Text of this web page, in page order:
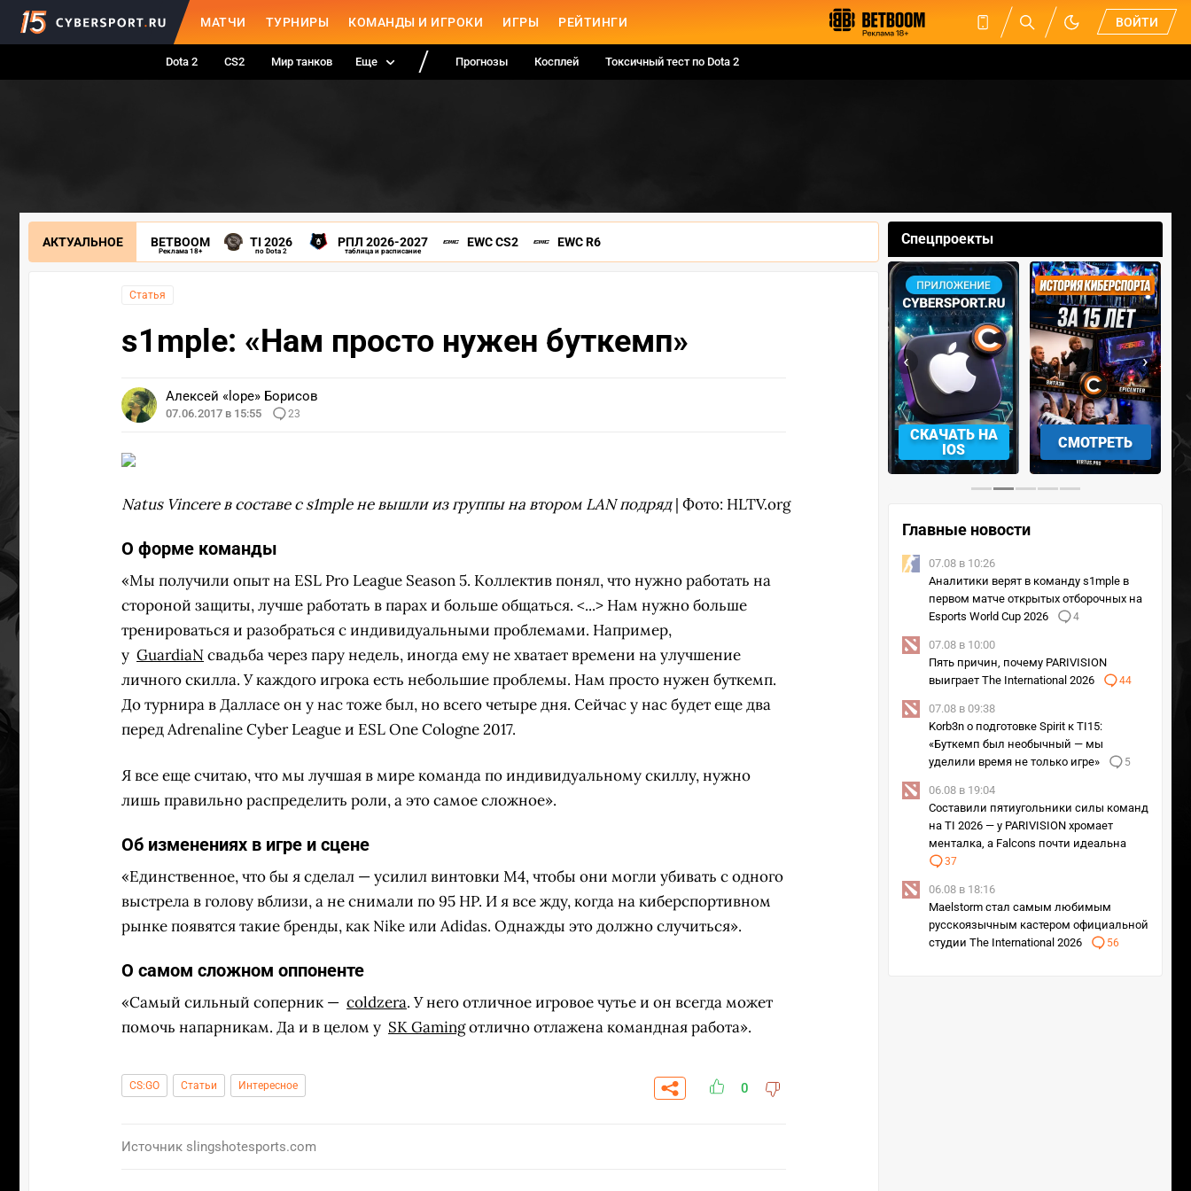
МАТЧИ ТУРНИРЫ КОМАНДЫ И ИГРОКИ ИГРЫ РЕЙТИНГИ ВОЙТИ
Dota 2 CS2 Мир танков Еще Прогнозы Косплей Токсичный тест по Dota 2
АКТУАЛЬНОЕ BETBOOM
Реклама 18+
TI 2026
по Dota 2
РПЛ 2026-2027
таблица и расписание
EWC CS2 EWC R6
Статья
s1mple: «Нам просто нужен буткемп»
Алексей «lope» Борисов
07.06.2017 в 15:55 23
Natus Vincere в составе с s1mple не вышли из группы на втором LAN подряд | Фото: HLTV.org
О форме команды
«Мы получили опыт на ESL Pro League Season 5. Коллектив понял, что нужно работать на
стороной защиты, лучше работать в парах и больше общаться. <...> Нам нужно больше
тренироваться и разобраться с индивидуальными проблемами. Например,
у GuardiaNсвадьба через пару недель, иногда ему не хватает времени на улучшение
личного скилла. У каждого игрока есть небольшие проблемы. Нам просто нужен буткемп.
До турнира в Далласе он у нас тоже был, но всего четыре дня. Сейчас у нас будет еще два
перед Adrenaline Cyber League и ESL One Cologne 2017.
Я все еще считаю, что мы лучшая в мире команда по индивидуальному скиллу, нужно
лишь правильно распределить роли, а это самое сложное».
Об изменениях в игре и сцене
«Единственное, что бы я сделал — усилил винтовки M4, чтобы они могли убивать с одного
выстрела в голову вблизи, а не снимали по 95 HP. И я все жду, когда на киберспортивном
рынке появятся такие бренды, как Nike или Adidas. Однажды это должно случиться».
О самом сложном оппоненте
«Самый сильный соперник — coldzera. У него отличное игровое чутье и он всегда может
помочь напарникам. Да и в целом у SK Gamingотлично отлажена командная работа».
CS:GO Статьи Интересное 0
Источник slingshotesports.com
Спецпроекты
СКАЧАТЬ НА
IOS
СМОТРЕТЬ
‹ ›
Главные новости
07.08 в 10:26
Аналитики верят в команду s1mple в
первом матче открытых отборочных на
Esports World Cup 2026
4
07.08 в 10:00
Пять причин, почему PARIVISION
выиграет The International 2026
44
07.08 в 09:38
Korb3n о подготовке Spirit к TI15:
«Буткемп был необычный — мы
уделили время не только игре»
5
06.08 в 19:04
Составили пятиугольники силы команд
на TI 2026 — у PARIVISION хромает
менталка, а Falcons почти идеальна
37
06.08 в 18:16
Maelstorm стал самым любимым
русскоязычным кастером официальной
студии The International 2026
56